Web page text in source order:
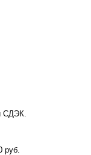
СДЭК.
руб.